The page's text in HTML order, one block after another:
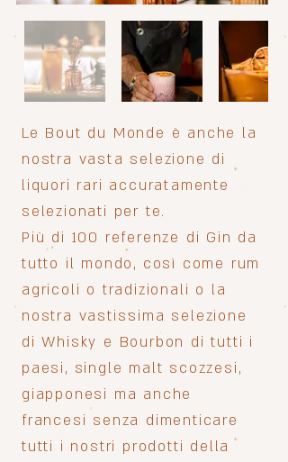
Le Bout du Monde è anche la
nostra vasta selezione di
liquori rari accuratamente
selezionati per te.
Più di 100 referenze di Gin da
tutto il mondo, così come rum
agricoli o tradizionali o la
nostra vastissima selezione
di Whisky e Bourbon di tutti i
paesi, single malt scozzesi,
giapponesi ma anche
francesi senza dimenticare
tutti i nostri prodotti della